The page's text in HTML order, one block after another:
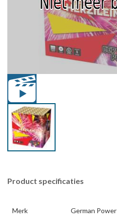
Product specificaties
Merk German Power